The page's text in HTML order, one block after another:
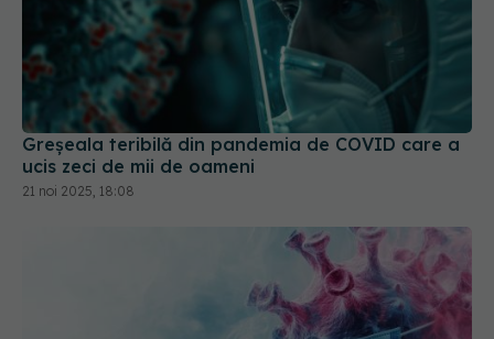
Greșeala teribilă din pandemia de COVID care a
ucis zeci de mii de oameni
21 noi 2025, 18:08